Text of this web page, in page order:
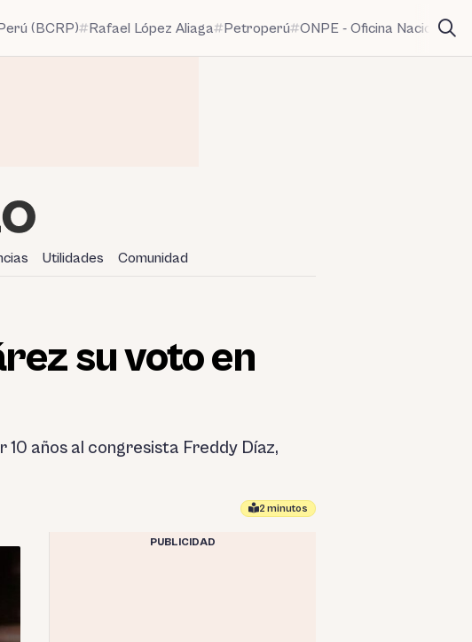
(BCRP) Rafael López Aliaga Petroperú ONPE - Oficina Nacional
Utilidades Comunidad
su voto en
10 años al congresista Freddy Díaz,
2 minutos
PUBLICIDAD